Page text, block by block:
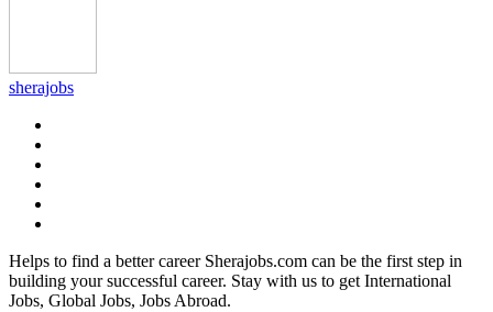
sherajobs
Helps to find a better career Sherajobs.com can be the first step in
building your successful career. Stay with us to get International
Jobs, Global Jobs, Jobs Abroad.